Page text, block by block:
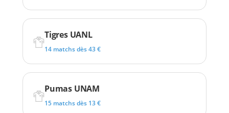
Tigres UANL
14 matchs dès 43 €
Pumas UNAM
15 matchs dès 13 €